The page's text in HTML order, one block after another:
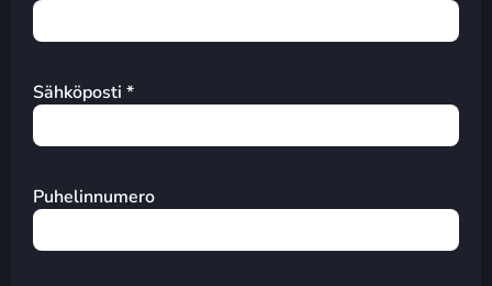
Sähköposti *
Puhelinnumero